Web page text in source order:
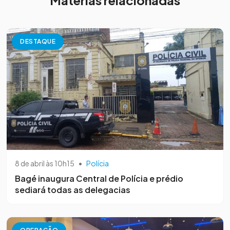
DESTAQUE
8 de abril às 10h15 • Polícia
Bagé inaugura Central de Polícia e prédio
sediará todas as delegacias